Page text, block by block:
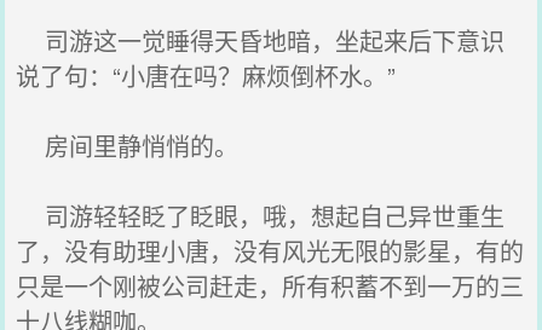
司游这一觉睡得天昏地暗，坐起来后下意识
说了句：“小唐在吗？麻烦倒杯水。”
房间里静悄悄的。
司游轻轻眨了眨眼，哦，想起自己异世重生
了，没有助理小唐，没有风光无限的影星，有的
只是一个刚被公司赶走，所有积蓄不到一万的三
十八线糊咖。